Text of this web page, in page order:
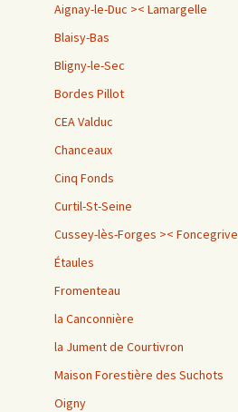
Aignay-le-Duc >< Lamargelle
Blaisy-Bas
Bligny-le-Sec
Bordes Pillot
CEA Valduc
Chanceaux
Cinq Fonds
Curtil-St-Seine
Cussey-lès-Forges >< Foncegrive
Étaules
Fromenteau
la Canconnière
la Jument de Courtivron
Maison Forestière des Suchots
Oigny